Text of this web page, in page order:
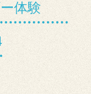
ー体験